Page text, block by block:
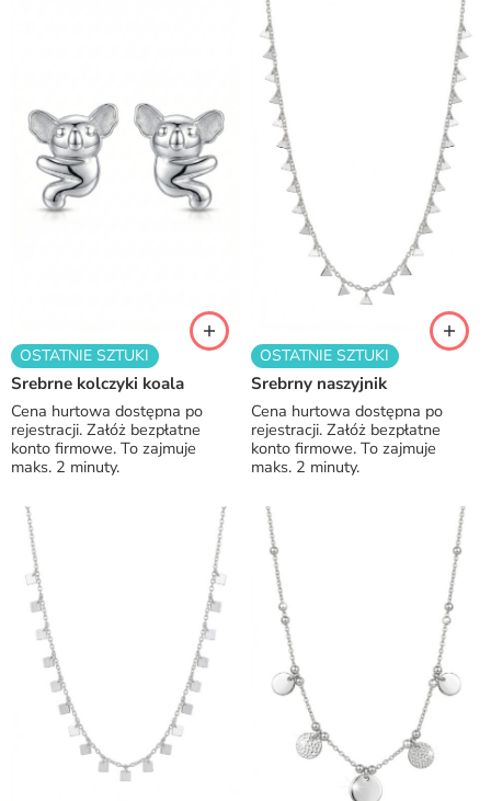
OSTATNIE SZTUKI
Srebrne kolczyki koala
Cena hurtowa dostępna po
rejestracji. Załóż bezpłatne
konto firmowe. To zajmuje
maks. 2 minuty.
OSTATNIE SZTUKI
Srebrny naszyjnik
Cena hurtowa dostępna po
rejestracji. Załóż bezpłatne
konto firmowe. To zajmuje
maks. 2 minuty.